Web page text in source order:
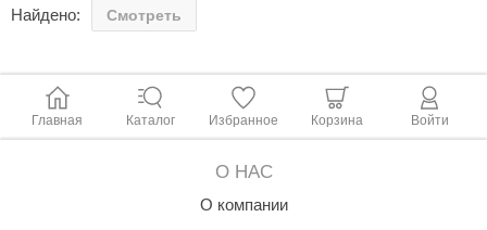
Light
и их монтаже — основная причина возгораний!
Найдено: Смотреть
Главная Каталог Избранное Корзина Войти
О НАС
О компании